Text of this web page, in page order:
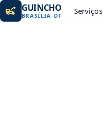
GUINCHO
BRASÍLIA-DF Serviços